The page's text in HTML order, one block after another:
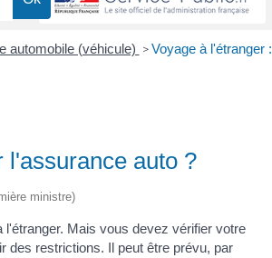
automobile (véhicule) > Voyage à l'étranger :
l'assurance auto ?
ministre)
Mais vous devez vérifier votre
des restrictions. Il peut être prévu, par